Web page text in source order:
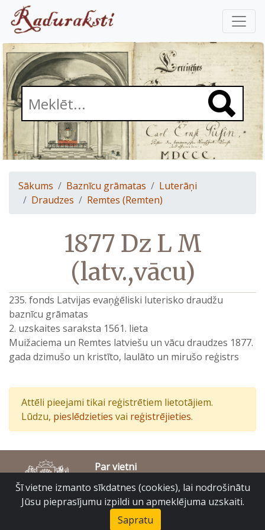
Sākums Baznīcu grāmatas
Luterāņi
Draudzes
Remtes (Remten)
1877 Dz L M
(latv.,vācu)
235. fonds Latvijas evaņģēliski luterisko draudžu
baznīcu grāmatas
2. uzskaites saraksta 1561. lieta
Muižaciema un Remtes latviešu un vācu draudzes 1877.
gada dzimušo un kristīto, laulāto un mirušo reģistrs
Attēli pieejami tikai reģistrētiem lietotājiem.
Lūdzu, pieslēdzieties vai reģistrējieties.
Par vietni
Piekļūstamības paziņojums
© Latvijas Valsts vēstures arhīvs 2007-2026
Slokas iela 16, Rīga, LV – 1048
Šī vietne izmanto sīkdatnes (cookies), lai nodrošinātu
Jūsu pieprasījumu izpildi un apmeklējuma uzskaiti.
Sapratu